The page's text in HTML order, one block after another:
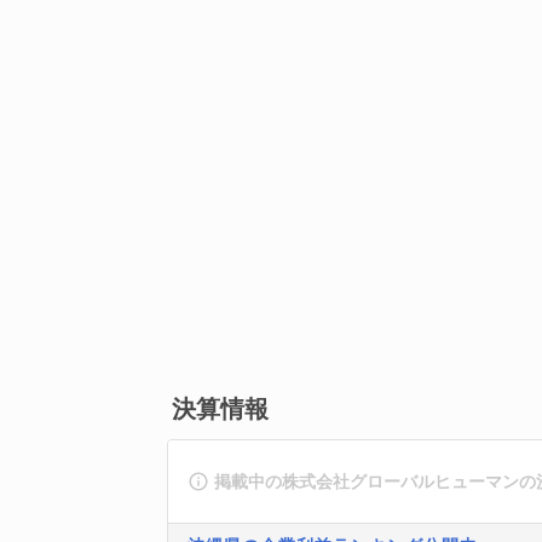
決算情報
掲載中の株式会社グローバルヒューマンの